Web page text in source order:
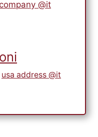
@it
usa address @it